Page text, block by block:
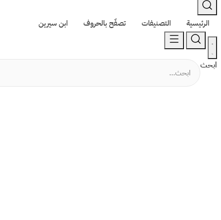
الرئيسية التصنيفات تصفّح بالحروف ابن سيرين
ابحث